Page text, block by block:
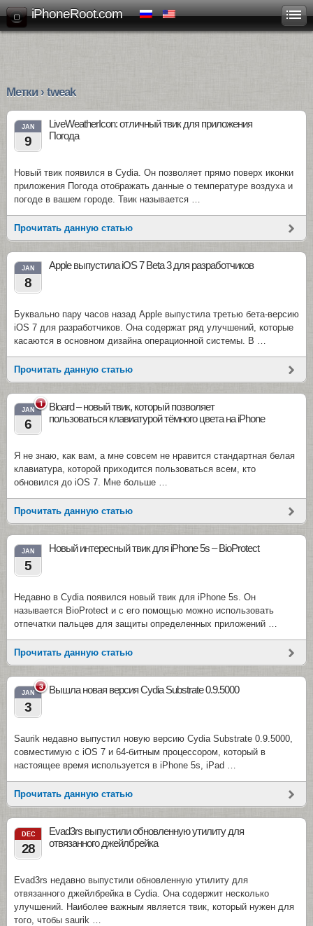
iPhoneRoot.com
Метки › tweak
JAN
9
LiveWeatherIcon: отличный твик для приложения
Погода
Новый твик появился в Cydia. Он позволяет прямо поверх иконки
приложения Погода отображать данные о температуре воздуха и
погоде в вашем городе. Твик называется …
Прочитать данную статью
JAN
8
Apple выпустила iOS 7 Beta 3 для разработчиков
Буквально пару часов назад Apple выпустила третью бета-версию
iOS 7 для разработчиков. Она содержат ряд улучшений, которые
касаются в основном дизайна операционной системы. В …
Прочитать данную статью
1
JAN
6
Bloard – новый твик, который позволяет
пользоваться клавиатурой тёмного цвета на iPhone
Я не знаю, как вам, а мне совсем не нравится стандартная белая
клавиатура, которой приходится пользоваться всем, кто
обновился до iOS 7. Мне больше …
Прочитать данную статью
JAN
5
Новый интересный твик для iPhone 5s – BioProtect
Недавно в Cydia появился новый твик для iPhone 5s. Он
называется BioProtect и с его помощью можно использовать
отпечатки пальцев для защиты определенных приложений …
Прочитать данную статью
3
JAN
3
Вышла новая версия Cydia Substrate 0.9.5000
Saurik недавно выпустил новую версию Cydia Substrate 0.9.5000,
совместимую с iOS 7 и 64-битным процессором, который в
настоящее время используется в iPhone 5s, iPad …
Прочитать данную статью
DEC
28
Evad3rs выпустили обновленную утилиту для
отвязанного джейлбрейка
Evad3rs недавно выпустили обновленную утилиту для
отвязанного джейлбрейка в Cydia. Она содержит несколько
улучшений. Наиболее важным является твик, который нужен для
того, чтобы saurik …